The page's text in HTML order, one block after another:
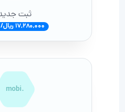
ثبت
17,280,000 ریال/ 1 سال
.mobi